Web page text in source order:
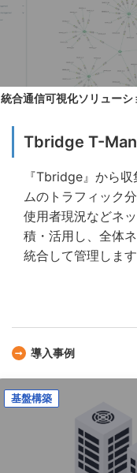
統合通信可視化ソリューシ
Tbridge T-
『Tbridge』から
ムのトラフィック
使用者現況などネ
積・活用し、全体
統合して管理します
導入事例
基盤構築